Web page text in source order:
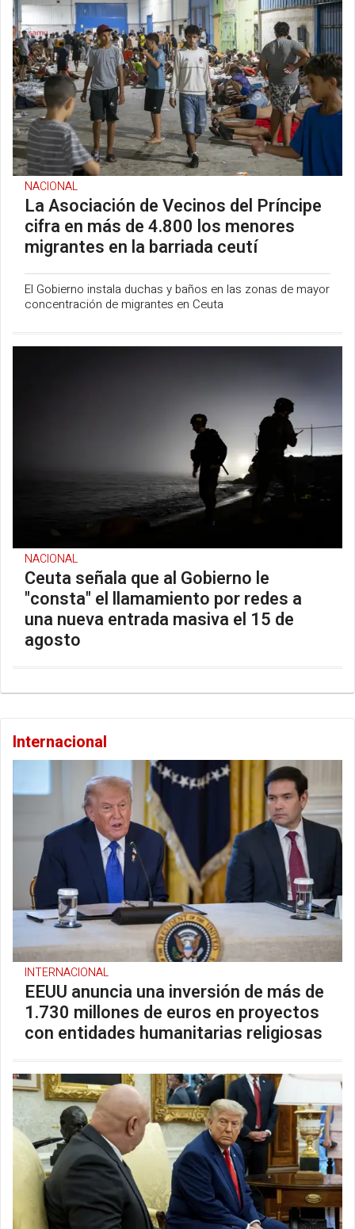
NACIONAL
La Asociación de Vecinos del Príncipe
cifra en más de 4.800 los menores
migrantes en la barriada ceutí
El Gobierno instala duchas y baños en las zonas de mayor
concentración de migrantes en Ceuta
NACIONAL
Ceuta señala que al Gobierno le
"consta" el llamamiento por redes a
una nueva entrada masiva el 15 de
agosto
Internacional
INTERNACIONAL
EEUU anuncia una inversión de más de
1.730 millones de euros en proyectos
con entidades humanitarias religiosas